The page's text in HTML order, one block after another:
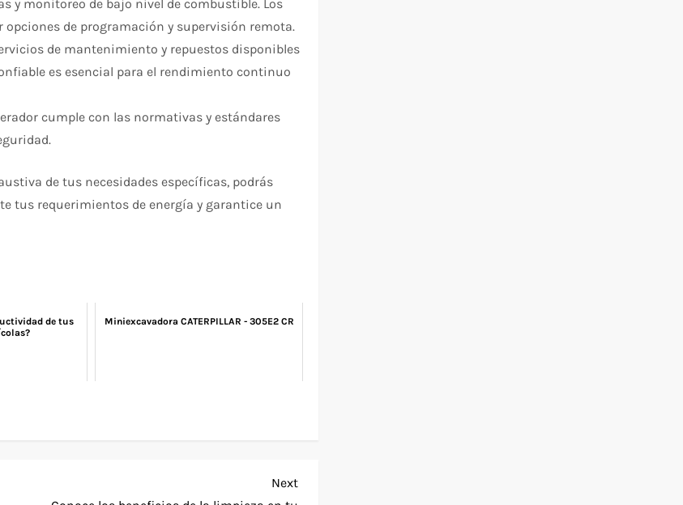
y monitoreo de bajo nivel de combustible. Los
de programación y supervisión remota.
de mantenimiento y repuestos disponibles
es esencial para el rendimiento continuo
cumple con las normativas y estándares
de tus necesidades específicas, podrás
tus requerimientos de energía y garantice un
de tus
Miniexcavadora CATERPILLAR - 305E2 CR
Next
Next